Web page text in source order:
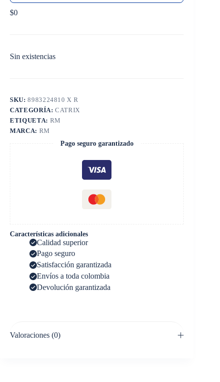
$0
Sin existencias
SKU:8983224810 X R
CATEGORÍA:CATRIX
ETIQUETA: RM
MARCA: RM
Pago seguro garantizado
Características adicionales
Calidad superior
Pago seguro
Satisfacción garantizada
Envíos a toda colombia
Devolución garantizada
Valoraciones (0)